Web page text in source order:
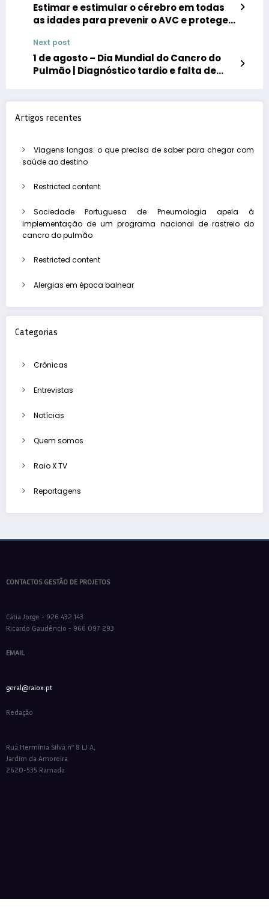
Estimar e estimular o cérebro em todas
as idades para prevenir o AVC e proteger
Next post
1 de agosto – Dia Mundial do Cancro do
Pulmão | Diagnóstico tardio e falta de
Artigos recentes
Viagens longas: o que precisa de saber para chegar com
saúde ao destino
Restricted content
Sociedade Portuguesa de Pneumologia apela à
implementação de um programa nacional de rastreio do
cancro do pulmão
Restricted content
Alergias em época balnear
Categorias
Crónicas
Entrevistas
Notícias
Quem somos
Raio X TV
Reportagens
CONTACTOS GESTÃO DE PROJETOS
Cátia Jorge - 926 432 143
Ricardo Gaudêncio - 966 097 293
EMAIL
geral@raiox.pt
Redação
Rua Hermínia Silva nº 8 LJ A,
Jardim da Amoreira
2620-535 Ramada